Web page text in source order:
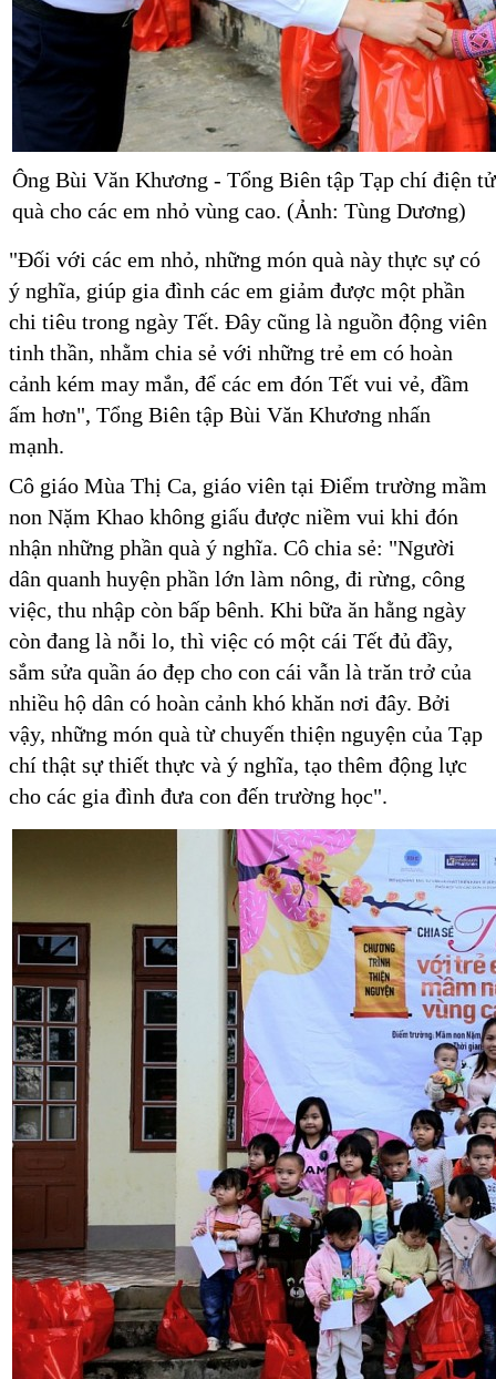
Ông Bùi Văn Khương - Tổng Biên tập Tạp chí điện
quà cho các em nhỏ vùng cao. (Ảnh: Tùng Dương)
"Đối với các em nhỏ, những món quà này thực sự có
ý nghĩa, giúp gia đình các em giảm được một phần
chi tiêu trong ngày Tết. Đây cũng là nguồn động viên
tinh thần, nhằm chia sẻ với những trẻ em có hoàn
cảnh kém may mắn, để các em đón Tết vui vẻ, đầm
ấm hơn", Tổng Biên tập Bùi Văn Khương nhấn
mạnh.
Cô giáo Mùa Thị Ca, giáo viên tại Điểm trường mầm
non Nặm Khao không giấu được niềm vui khi đón
nhận những phần quà ý nghĩa. Cô chia sẻ: "Người
dân quanh huyện phần lớn làm nông, đi rừng, công
việc, thu nhập còn bấp bênh. Khi bữa ăn hằng ngày
còn đang là nỗi lo, thì việc có một cái Tết đủ đầy,
sắm sửa quần áo đẹp cho con cái vẫn là trăn trở của
nhiều hộ dân có hoàn cảnh khó khăn nơi đây. Bởi
vậy, những món quà từ chuyến thiện nguyện của Tạp
chí thật sự thiết thực và ý nghĩa, tạo thêm động lực
cho các gia đình đưa con đến trường học".